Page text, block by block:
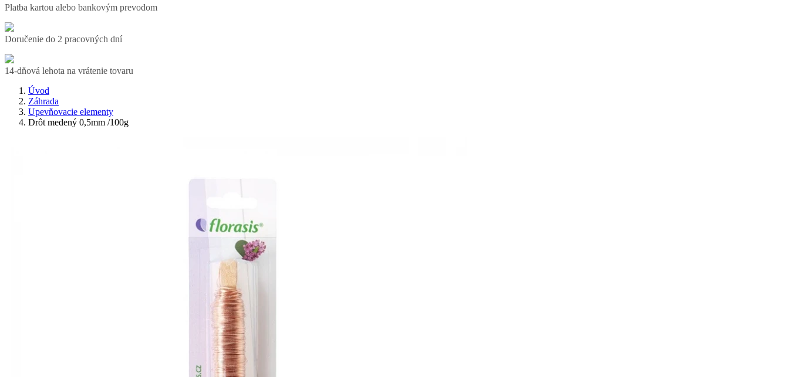
Platba kartou alebo bankovým prevodom
Doručenie do 2 pracovných dní
14-dňová lehota na vrátenie tovaru
Úvod
Záhrada
Upevňovacie elementy
Drôt medený 0,5mm /100g